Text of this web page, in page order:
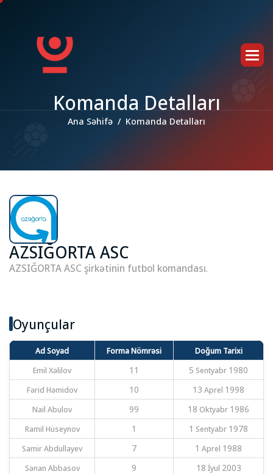
Komanda Detalları
Ana Səhifə Komanda Detalları
AZSIĞORTA ASC
AZSIĞORTA ASC şirkətinin futbol komandası.
Oyunçular
Ad Soyad Forma Nömrəsi
Doğum Tarixi
Emil Xəlilov
11
5 Sentyabr 1980
Fərid Həmidov
10
13 Aprel 1998
Nail Abulov
99
18 Oktyabr 1986
Ramil Hüseynov
1
1 Sentyabr 1978
Samir Abdullayev
7
1 Aprel 1988
Sənan Abbasov
9
18 İyul 2003